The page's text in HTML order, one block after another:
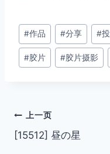
文
章
标
#作品 #分享 #
#胶片 #胶片摄影
文
章
上一页
[15512] 昼の星